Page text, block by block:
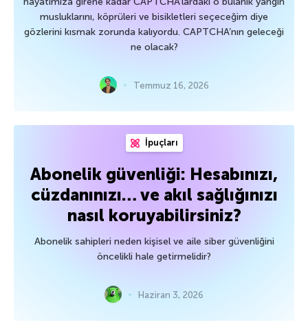
musluklarını, köprüleri ve bisikletleri seçeceğim diye
gözlerini kısmak zorunda kalıyordu. CAPTCHA’nın geleceği
ne olacak?
Temmuz 16, 2026
İpuçları
Abonelik güvenliği: Hesabınızı,
cüzdanınızı… ve akıl sağlığınızı
nasıl koruyabilirsiniz?
Abonelik sahipleri neden kişisel ve aile siber güvenliğini
öncelikli hale getirmelidir?
Haziran 3, 2026